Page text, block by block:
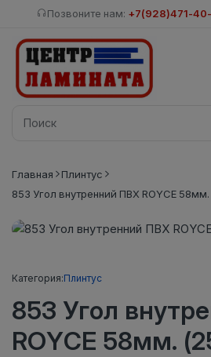
Позвоните нам: +7(928)471-
Главная
Плинтус
853 Угол внутренний ПВХ ROYCE
Категория:Плинтус
853 Угол
ROYCE 58мм.